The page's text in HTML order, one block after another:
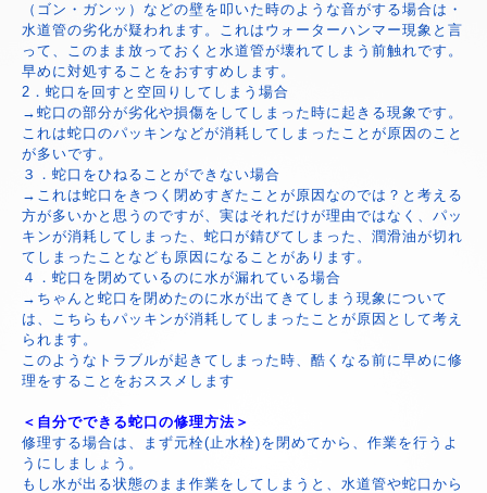
（ゴン・ガンッ）などの壁を叩いた時のような音がする場合は・
水道管の劣化が疑われます。これはウォーターハンマー現象と言
って、このまま放っておくと水道管が壊れてしまう前触れです。
早めに対処することをおすすめします。
2．蛇口を回すと空回りしてしまう場合
→蛇口の部分が劣化や損傷をしてしまった時に起きる現象です。
これは蛇口のパッキンなどが消耗してしまったことが原因のこと
が多いです。
３．蛇口をひねることができない場合
→これは蛇口をきつく閉めすぎたことが原因なのでは？と考える
方が多いかと思うのですが、実はそれだけが理由ではなく、パッ
キンが消耗してしまった、蛇口が錆びてしまった、潤滑油が切れ
てしまったことなども原因になることがあります。
４．蛇口を閉めているのに水が漏れている場合
→ちゃんと蛇口を閉めたのに水が出てきてしまう現象について
は、こちらもパッキンが消耗してしまったことが原因として考え
られます。
このようなトラブルが起きてしまった時、酷くなる前に早めに修
理をすることをおススメします
＜自分でできる蛇口の修理方法＞
修理する場合は、まず元栓(止水栓)を閉めてから、作業を行うよ
うにしましょう。
もし水が出る状態のまま作業をしてしまうと、水道管や蛇口から